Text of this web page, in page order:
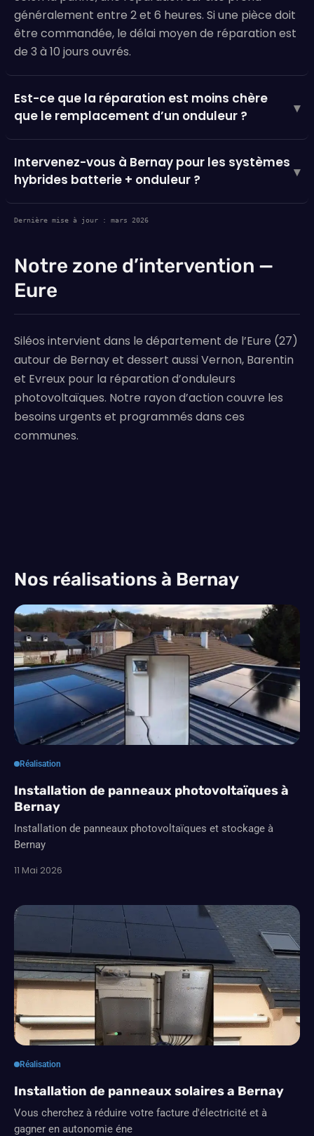
généralement entre 2 et 6 heures. Si une pièce doit
être commandée, le délai moyen de réparation est
de 3 à 10 jours ouvrés.
Est-ce que la réparation est moins chère
que le remplacement d’un onduleur ?
▾
Intervenez-vous à Bernay pour les systèmes
hybrides batterie + onduleur ?
▾
Dernière mise à jour : mars 2026
Notre zone d’intervention —
Eure
Siléos intervient dans le département de l’Eure (27)
autour de Bernay et dessert aussi Vernon, Barentin
et Evreux pour la réparation d’onduleurs
photovoltaïques. Notre rayon d’action couvre les
besoins urgents et programmés dans ces
communes.
Nos réalisations à Bernay
Réalisation
Installation de panneaux photovoltaïques à
Bernay
Installation de panneaux photovoltaïques et stockage à
Bernay
11 Mai 2026
Réalisation
Installation de panneaux solaires a Bernay
Vous cherchez à réduire votre facture d'électricité et à
gagner en autonomie éne